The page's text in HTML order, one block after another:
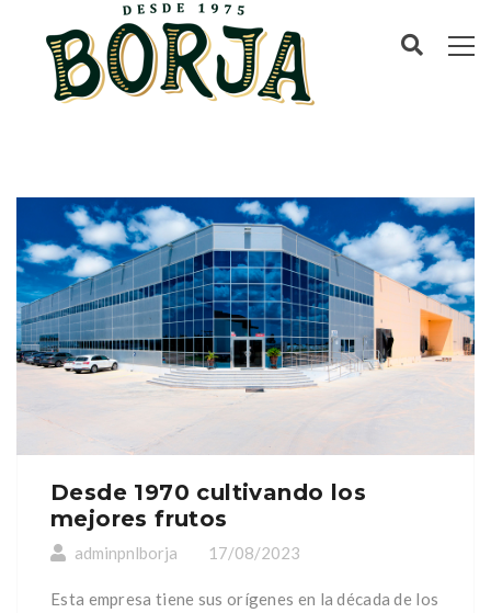
Desde 1970 cultivando los
mejores frutos
adminpnlborja 17/08/2023
Esta empresa tiene sus orígenes en la década de los